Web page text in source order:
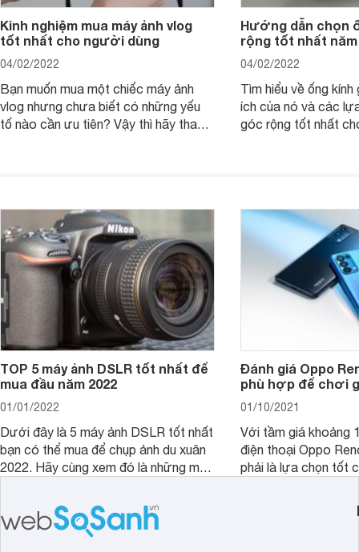
Kinh nghiệm mua máy ảnh vlog
tốt nhất cho người dùng
04/02/2022
Bạn muốn mua một chiếc máy ảnh
vlog nhưng chưa biết có những yếu
tố nào cần ưu tiên? Vậy thì hãy tham
Hướng dẫn chọn
rộng tốt nhất năm
04/02/2022
Tìm hiểu về ống
ích của nó và các
góc rộng tốt nhất
TOP 5 máy ảnh DSLR tốt nhất để
mua đầu năm 2022
01/01/2022
Dưới đây là 5 máy ảnh DSLR tốt nhất
bạn có thể mua để chụp ảnh du xuân
2022. Hãy cùng xem đó là những mẫu
Đánh giá Oppo
phù hợp để chơi
01/10/2021
Với tầm giá khoảng
điện thoại Oppo
phải là lựa chọn tốt